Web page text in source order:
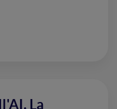
La